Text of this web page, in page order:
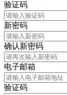
验证码
新密码
确认新密码
电子邮箱
验证码